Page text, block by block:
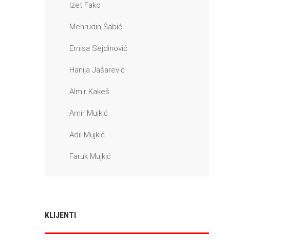
Izet Fako
Mehrudin Šabić
Ernisa Sejdinović
Hanija Jašarević
Almir Kakeš
Amir Mujkić
Adil Mujkić
Faruk Mujkić
KLIJENTI